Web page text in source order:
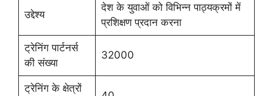
उद्देश्य
देश के युवाओं को विभिन्न पाठ्यक्रमों में
प्रशिक्षण प्रदान करना
ट्रेनिंग पार्टनर्स
की संख्या
32000
ट्रेनिंग के क्षेत्रों